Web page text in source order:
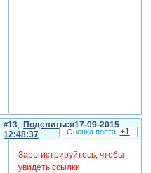
Поделиться
13
17-09-2015
12:48:37
Зарегистрируйтесь, чтобы
увидеть ссылки
+1